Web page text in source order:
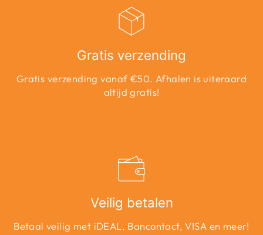
Gratis verzending
Gratis verzending vanaf €50. Afhalen is uiteraard
altijd gratis!
Veilig betalen
Betaal veilig met iDEAL, Bancontact, VISA en meer!